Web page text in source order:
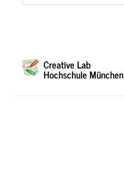
Creative Lab
Hochschule München